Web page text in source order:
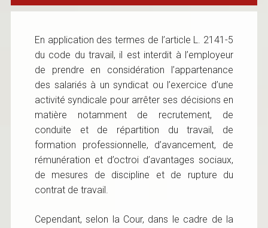
En application des termes de l’article L. 2141-5
du code du travail, il est interdit à l’employeur
de prendre en considération l’appartenance
des salariés à un syndicat ou l’exercice d’une
activité syndicale pour arrêter ses décisions en
matière notamment de recrutement, de
conduite et de répartition du travail, de
formation professionnelle, d’avancement, de
rémunération et d’octroi d’avantages sociaux,
de mesures de discipline et de rupture du
contrat de travail.
Cependant, selon la Cour, dans le cadre de la